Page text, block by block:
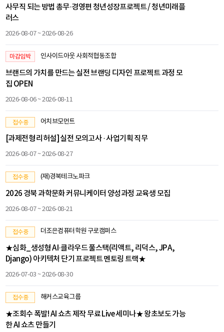
사무직 되는 방법 총무·경영편 청년성장프로젝트 / 청년미래플
러스
2026-08-07 ~ 2026-08-26
마감임박 인사이드아웃 사회적협동조합
브랜드의 가치를 만드는 실전 브랜딩 디자인 프로젝트 과정 모
집 OPEN
2026-08-06 ~ 2026-08-11
접수중 어치브모먼트
[과제전형 리허설] 실전 모의고사 · 사업기획 직무
2026-08-07 ~ 2026-08-27
접수중 (재)경북테크노파크
2026 경북 과학문화 커뮤니케이터 양성과정 교육생 모집
2026-08-07 ~ 2026-08-21
접수중 더조은컴퓨터학원 구로캠퍼스
★심화_생성형 AI·클라우드 풀스택(리액트, 리덕스, JPA,
Django) 아키텍처 단기 프로젝트 멘토링 트랙★
2026-07-03 ~ 2026-08-30
접수중 해커스교육그룹
★조회수 폭발! AI 쇼츠 제작 무료 Live 세미나★ 왕초보도 가능
한 AI 쇼츠 만들기